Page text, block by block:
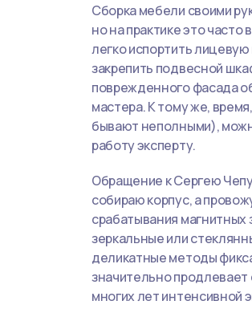
Сборка мебели своими
но на практике это
легко испортить
закрепить подвесной
поврежденного фасада
мастера. К тому же,
бывают неполными),
работу эксперту.
Обращение к Сергею
собираю корпус, а
срабатывания
зеркальные или
деликатные методы
значительно
многих лет интенсивной